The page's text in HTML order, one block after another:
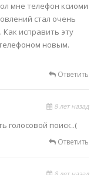
мне телефон ксиоми
стал очень
исправить эту
новым.
Ответить
8 лет назад
голосовой поиск..(
Ответить